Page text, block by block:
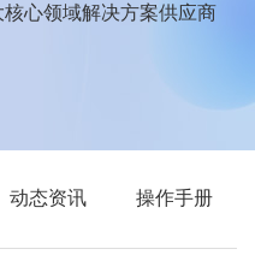
心领域解决方案供应商
动态资讯 操作手册